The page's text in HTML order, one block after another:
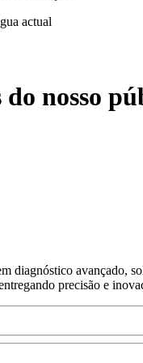
actual
nosso
diagnóstico avançado,
precisão e